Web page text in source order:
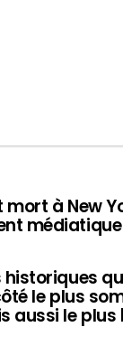
à New
historiques
le plus
aussi le plus